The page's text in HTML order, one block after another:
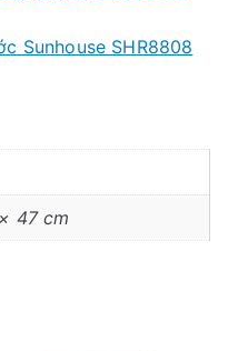
Sunhouse SHR8808
47 cm